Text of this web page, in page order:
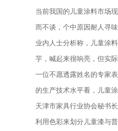
当前我国的儿童涂料市场
而不谈，个中原因耐人寻味
业内人士分析称，儿童涂
芋，喊起来很响亮，但实
一位不愿透露姓名的专家
的生产技术水平看，儿童
天津市家具行业协会秘书
利用色彩来划分儿童漆与